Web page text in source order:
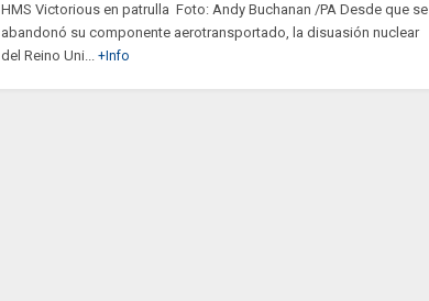
HMS Victorious en patrulla Foto: Andy Buchanan /PA Desde que se
abandonó su componente aerotransportado, la disuasión nuclear
del Reino Uni... +Info